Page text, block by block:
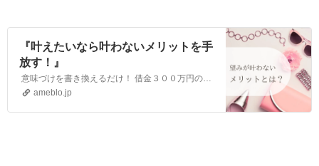
『叶えたいなら叶わないメリットを手
放す！』
意味づけを書き換えるだけ！ 借金３００万円のダメ主婦が億越え起業家に大変身！ 【女性起業家のための】お金に愛されるミリオンマインドの法則７日間の無料メールプ…
ameblo.jp